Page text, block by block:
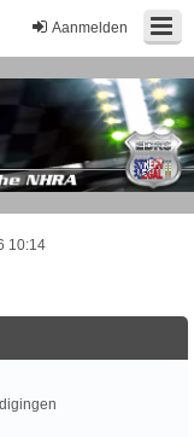
Aanmelden
10:14